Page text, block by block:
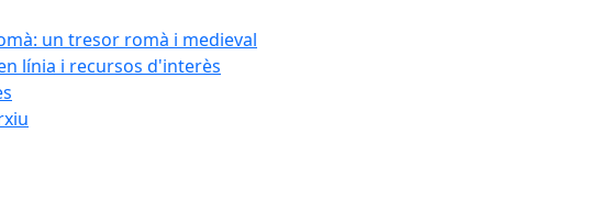
un tresor romà i medieval
línia i recursos d'interès